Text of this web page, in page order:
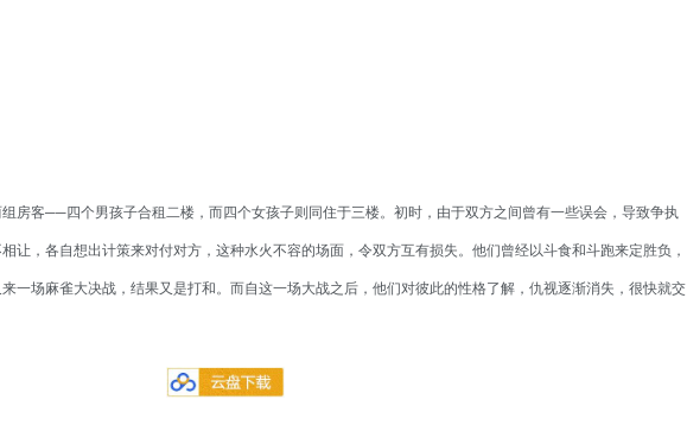
房客──四个男孩子合租二楼，而四个女孩子则同住于三楼。初时，由于双方之间曾有一些误会，导致争执
让，各自想出计策来对付对方，这种水火不容的场面，令双方互有损失。他们曾经以斗食和斗跑来定胜负，
一场麻雀大决战，结果又是打和。而自这一场大战之后，他们对彼此的性格了解，仇视逐渐消失，很快就交